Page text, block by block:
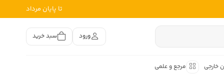
تا پایان مرداد
ورود سبد خرید
خارجی مرجع و علمی